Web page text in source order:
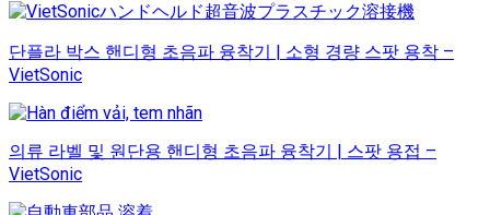
단플라 박스 핸디형 초음파 융착기 | 소형 경량 스팟 용착 –
VietSonic
의류 라벨 및 원단용 핸디형 초음파 융착기 | 스팟 용접 –
VietSonic